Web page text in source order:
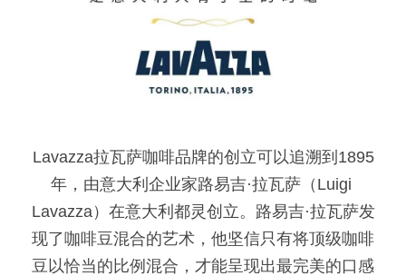
Lavazza拉瓦萨咖啡品牌的创立可以追溯到1895
年，由意大利企业家路易吉·拉瓦萨（Luigi
Lavazza）在意大利都灵创立。路易吉·拉瓦萨发
现了咖啡豆混合的艺术，他坚信只有将顶级咖啡
豆以恰当的比例混合，才能呈现出最完美的口感